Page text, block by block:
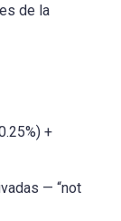
de la
+
— “not